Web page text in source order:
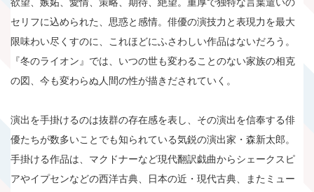
セリフに込められた、思惑と感情。俳優の演技力と表現力を最大
限味わい尽くすのに、これほどにふさわしい作品はないだろう。
『冬のライオン』では、いつの世も変わることのない家族の相克
の図、今も変わらぬ人間の性が描きだされていく。
演出を手掛けるのは抜群の存在感を表し、その演出を信奉する俳
優たちが数多いことでも知られている気鋭の演出家・森新太郎。
手掛ける作品は、マクドナーなど現代翻訳戯曲からシェークスピ
アやイプセンなどの西洋古典、日本の近・現代古典、またミュー